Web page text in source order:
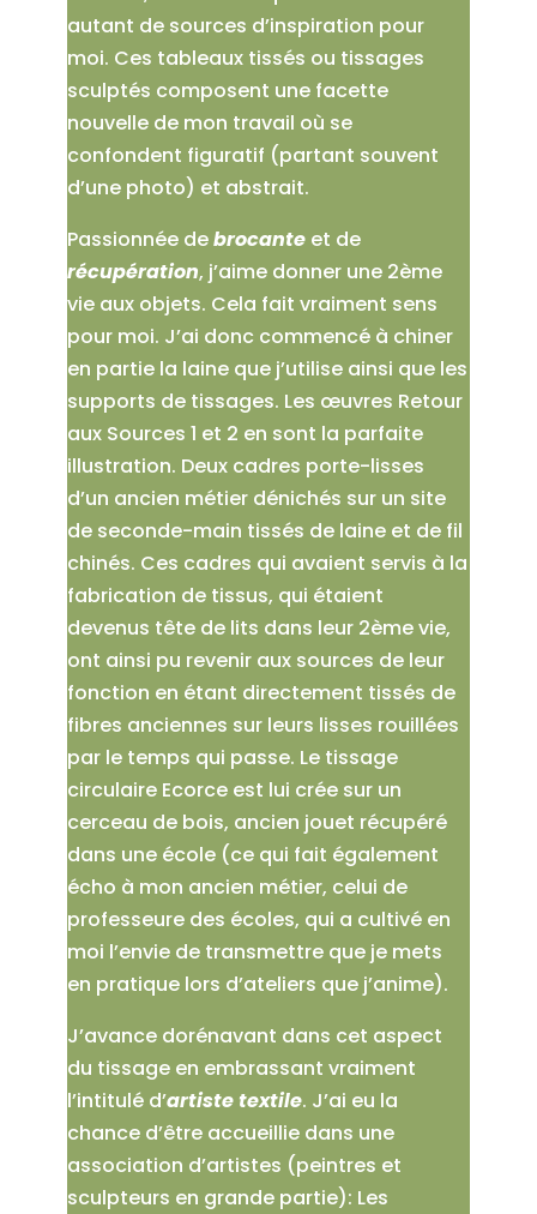
autant de sources d’inspiration pour
moi. Ces tableaux tissés ou tissages
sculptés composent une facette
nouvelle de mon travail où se
confondent figuratif (partant souvent
d’une photo) et abstrait.
Passionnée debrocante et de
récupération, j’aime donner une 2ème
vie aux objets. Cela fait vraiment sens
pour moi. J’ai donc commencé à chiner
en partie la laine que j’utilise ainsi que les
supports de tissages. Les œuvres Retour
aux Sources 1 et 2 en sont la parfaite
illustration. Deux cadres porte-lisses
d’un ancien métier dénichés sur un site
de seconde-main tissés de laine et de fil
chinés. Ces cadres qui avaient servis à la
fabrication de tissus, qui étaient
devenus tête de lits dans leur 2ème vie,
ont ainsi pu revenir aux sources de leur
fonction en étant directement tissés de
fibres anciennes sur leurs lisses rouillées
par le temps qui passe. Le tissage
circulaire Ecorce est lui crée sur un
cerceau de bois, ancien jouet récupéré
dans une école (ce qui fait également
écho à mon ancien métier, celui de
professeure des écoles, qui a cultivé en
moi l’envie de transmettre que je mets
en pratique lors d’ateliers que j’anime).
J’avance dorénavant dans cet aspect
du tissage en embrassant vraiment
l’intitulé d’artiste textile. J’ai eu la
chance d’être accueillie dans une
association d’artistes (peintres et
sculpteurs en grande partie): Les